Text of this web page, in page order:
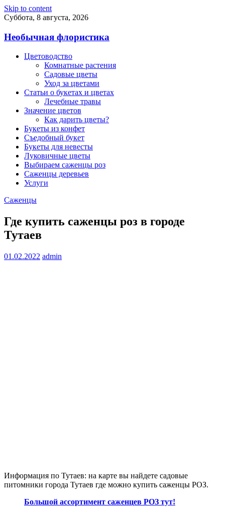
Skip to content
Суббота, 8 августа, 2026
Необычная флористика
Цветоводство
Комнатные растения
Садовые цветы
Уход за цветами
Статьи о букетах и цветах
Лечебные травы
Значение цветов
Как дарить цветы?
Букеты из конфет
Съедобный букет
Букеты для невесты
Луковичные цветы
Выбираем саженцы роз
Саженцы деревьев
Услуги
Саженцы
Где купить саженцы роз в городе
Тутаев
01.02.2022 admin
Информация по Тутаев: на карте вы найдете садовые
питомники города Тутаев где можно купить саженцы РОЗ.
Большой ассортимент саженцев РОЗ тут!